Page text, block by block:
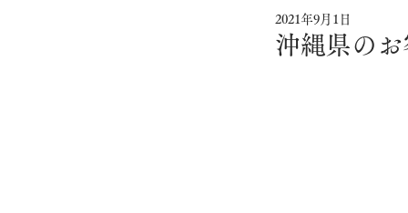
印章道
沖縄県の
2021年9月1日